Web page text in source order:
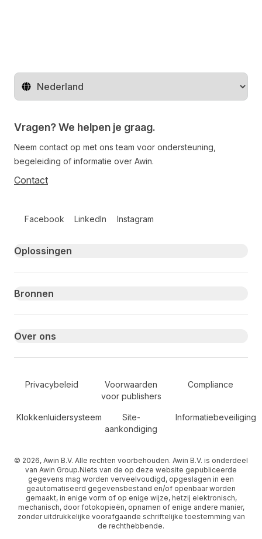
Regio wijzigen
Vragen? We helpen je graag.
Neem contact op met ons team voor ondersteuning,
begeleiding of informatie over Awin.
Contact
Facebook LinkedIn Instagram
Primary footer navigation
Oplossingen
Bronnen
Over ons
Secondary Footer Navigation
Privacybeleid
Voorwaarden
voor publishers
Compliance
Klokkenluidersysteem
Site-
aankondiging
Informatiebeveiliging
© 2026, Awin B.V. Alle rechten voorbehouden. Awin B.V. is onderdeel
van Awin Group.Niets van de op deze website gepubliceerde
gegevens mag worden verveelvoudigd, opgeslagen in een
geautomatiseerd gegevensbestand en/of openbaar worden
gemaakt, in enige vorm of op enige wijze, hetzij elektronisch,
mechanisch, door fotokopieën, opnamen of enige andere manier,
zonder uitdrukkelijke voorafgaande schriftelijke toestemming van
de rechthebbende.